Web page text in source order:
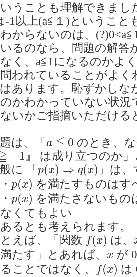
うことも理解できまし
-1以上(a≦１)ということ
わからないのは、
るのなら、問題の解答
く、a≦1になるのかよ
われていることがよく
あります。恥ずかしな
かわかっていない状況
いかご指摘いただける
は、「 a ≦ 0
≦0 のとき、
≧ −1
−1
』 は成り立つのか
に 「 p(x) ⇒ q(x)
p(x)⇒q(x)
」は
p(x)
p ( ) を満たすものはす
p(x)
p ( ) を満たさないもの
くてもよい
るとも考えられます。
えば、「関数 f(x)
f(x) は、
たす」とあれば、 x
x が
ことではなく、
f(x)
f(x)
は